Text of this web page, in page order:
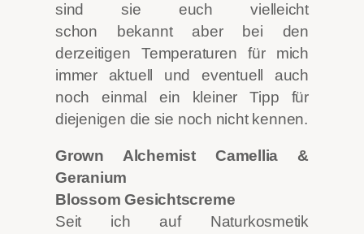
sind sie euch vielleicht
schon bekannt aber bei den
derzeitigen Temperaturen für mich
immer aktuell und eventuell auch
noch einmal ein kleiner Tipp für
diejenigen die sie noch nicht kennen.
Grown Alchemist Camellia &
Geranium
Blossom Gesichtscreme
Seit ich auf Naturkosmetik